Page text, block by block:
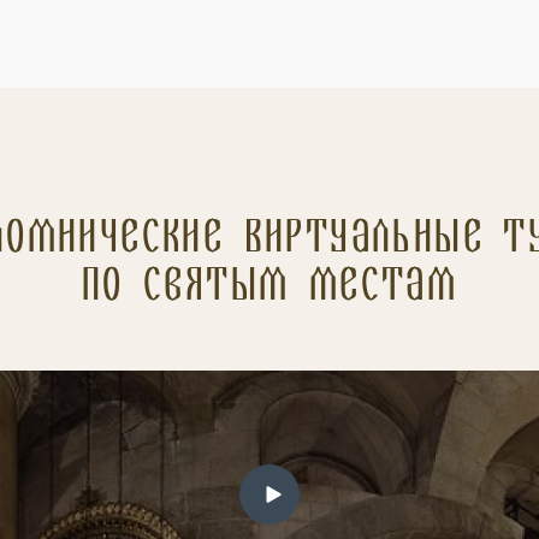
Виртуальные
по святым местам